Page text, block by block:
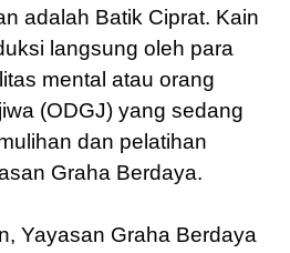
adalah Batik Ciprat. Kain
langsung oleh para
mental atau orang
(ODGJ) yang sedang
dan pelatihan
Graha Berdaya.
Yayasan Graha Berdaya